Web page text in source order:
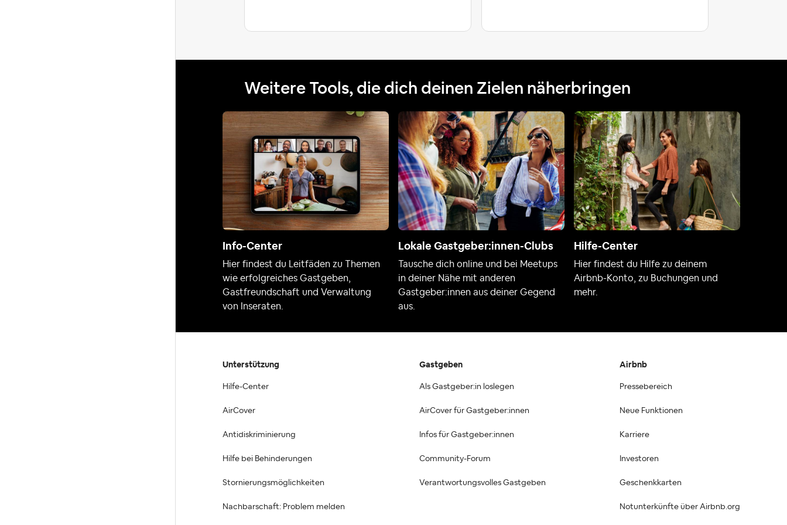
Weitere Tools, die dich deinen Zielen näherbringen
Info-Center
Hier findest du Leitfäden zu Themen
wie erfolgreiches Gastgeben,
Gastfreundschaft und Verwaltung
von Inseraten.
Lokale Gastgeber:innen-Clubs
Tausche dich online und bei Meetups
in deiner Nähe mit anderen
Gastgeber:innen aus deiner Gegend
aus.
Hilfe-Center
Hier findest du Hilfe zu deinem
Airbnb-Konto, zu Buchungen und
mehr.
Unterstützung
Hilfe-Center
AirCover
Antidiskriminierung
Hilfe bei Behinderungen
Stornierungsmöglichkeiten
Nachbarschaft: Problem melden
Gastgeben
Als Gastgeber:in loslegen
AirCover für Gastgeber:innen
Infos für Gastgeber:innen
Community-Forum
Verantwortungsvolles Gastgeben
Airbnb
Pressebereich
Neue Funktionen
Karriere
Investoren
Geschenkkarten
Notunterkünfte über Airbnb.org